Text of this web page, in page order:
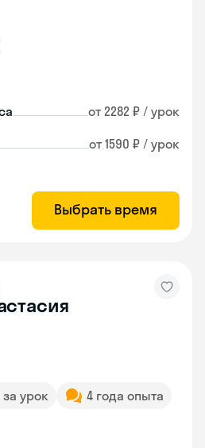
от 2282 ₽ / урок
от 1590 ₽ / урок
Выбрать время
за урок
4 года опыта